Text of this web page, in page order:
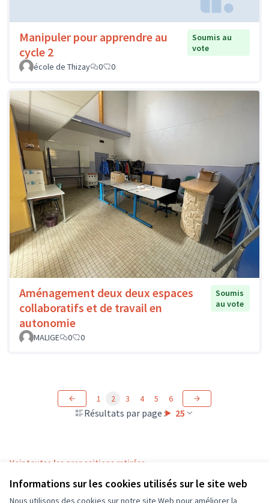
Informations sur les cookies utilisés sur le site web
Nous utilisons des cookies sur notre site Web pour améliorer la
Manipuler pour apprendre au
cycle 2
Soumis au
vote
école de Thizay
0 0
Aménagement deux deux espaces
collaboratifs et de travail en
autonomie
Soumis
au vote
MALIGE 0 0
Résultats par page : 25
1 2 3 4 5 6
Voir toutes les propositions retirées